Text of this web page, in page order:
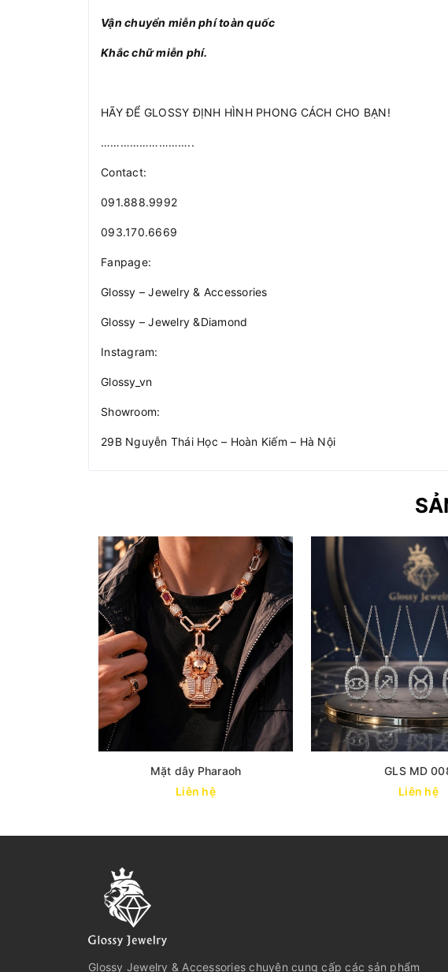
Vận chuyển miễn phí toàn quốc
Khắc chữ miễn phí.
HÃY ĐỂ GLOSSY ĐỊNH HÌNH PHONG CÁCH CHO BẠN!
………………………..
Contact:
091.888.9992
093.170.6669
Fanpage:
Glossy – Jewelry & Accessories
Glossy – Jewelry &Diamond
Instagram:
Glossy_vn
Showroom:
29B Nguyễn Thái Học – Hoàn Kiếm – Hà Nội
Mặt dây Pharaoh
Liên hệ
GLS MD
Liên hệ
Glossy Jewelry & Accessories chuyên cung cấp các sản phẩm